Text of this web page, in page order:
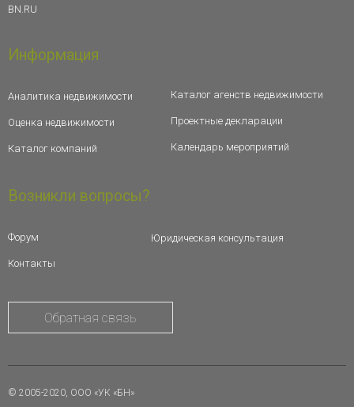
BN.RU
Информация
Аналитика недвижимости
Оценка недвижимости
Каталог компаний
Каталог агенств недвижимости
Проектные декларации
Календарь мероприятий
Возникли вопросы?
Форум
Контакты
Юридическая консультация
Обратная связь
© 2005-2020, ООО «УК «БН»